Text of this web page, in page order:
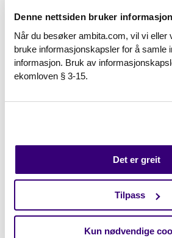
Denne nettsiden bruker
Når du besøker ambita.com, vil vi eller
bruke informasjonskapsler for å samle
informasjon. Bruk av
ekomloven § 3-15.
Det er greit
Tilpass
Kun nødvendige
Mer om
Mer om kommune